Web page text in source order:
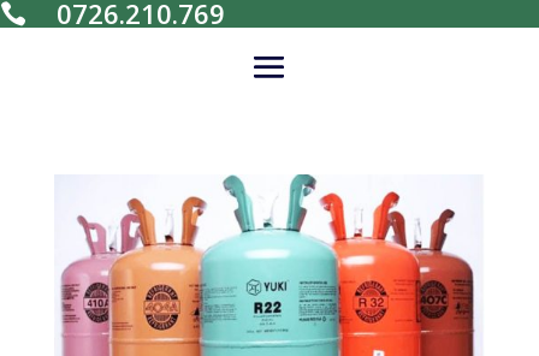
 0726.210.769